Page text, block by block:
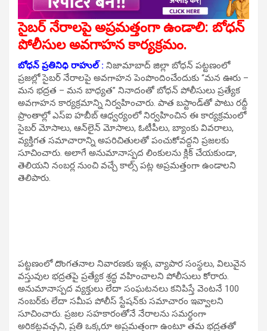
సైబర్ నేరాలపై అప్రమత్తంగా ఉండాలి: బోధన్
పోలీసుల అవగాహన కార్యక్రమం.
బోధన్ ప్రతినిధి రాహుల్‌ : నిజామాబాద్ జిల్లా బోధన్ పట్టణంలో
ప్రజల్లో సైబర్ నేరాలపై అవగాహన పెంపొందించేందుకు “మన ఊరు –
మన భద్రత – మన బాధ్యత” నినాదంతో బోధన్ పోలీసులు ప్రత్యేక
అవగాహన కార్యక్రమాన్ని నిర్వహించారు. పాత బస్టాండ్‌తో పాటు రద్దీ
ప్రాంతాల్లో ఎస్‌ఐ హబీబ్ ఆధ్వర్యంలో నిర్వహించిన ఈ కార్యక్రమంలో
సైబర్ మోసాలు, ఆన్‌లైన్ మోసాలు, ఓటీపీలు, బ్యాంకు వివరాలు,
వ్యక్తిగత సమాచారాన్ని అపరిచితులతో పంచుకోవద్దని ప్రజలకు
సూచించారు. అలాగే అనుమానాస్పద లింకులను క్లిక్ చేయకుండా,
తెలియని నంబర్ల నుంచి వచ్చే కాల్స్ పట్ల అప్రమత్తంగా ఉండాలని
తెలిపారు.
పట్టణంలో దొంగతనాల నివారణకు ఇళ్లు, వ్యాపార సంస్థలు, విలువైన
వస్తువుల భద్రతపై ప్రత్యేక శ్రద్ధ వహించాలని పోలీసులు కోరారు.
అనుమానాస్పద వ్యక్తులు లేదా సంఘటనలు కనిపిస్తే వెంటనే 100
నంబర్‌కు లేదా సమీప పోలీస్ స్టేషన్‌కు సమాచారం ఇవ్వాలని
సూచించారు. ప్రజల సహకారంతోనే నేరాలను సమర్థంగా
అరికట్టవచ్చని, ప్రతి ఒక్కరూ అప్రమత్తంగా ఉంటూ తమ భద్రతతో